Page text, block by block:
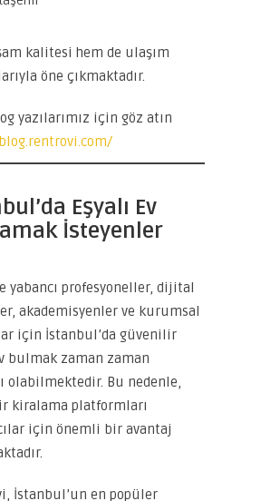
kalitesi hem de ulaşım
öne çıkmaktadır.
yazılarımız için göz atın
Eşyalı Ev
İsteyenler
yabancı profesyoneller, dijital
akademisyenler ve kurumsal
için İstanbul’da güvenilir
bulmak zaman zaman
olabilmektedir. Bu nedenle,
kiralama platformları
için önemli bir avantaj
İstanbul’un en popüler